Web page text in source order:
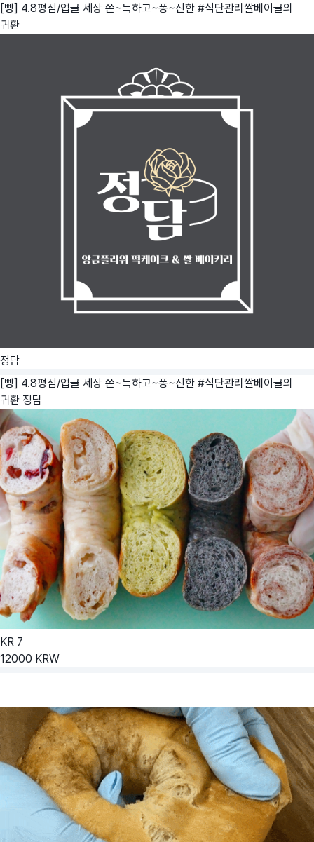
[빵] 4.8평점/업글 세상 쫀~득하고~퐁~신한 #식단관리쌀베이글의
귀환
정담
[빵] 4.8평점/업글 세상 쫀~득하고~퐁~신한 #식단관리쌀베이글의
귀환 정담
KR 7
12000 KRW